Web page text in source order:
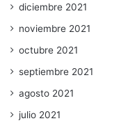
diciembre 2021
noviembre 2021
octubre 2021
septiembre 2021
agosto 2021
julio 2021